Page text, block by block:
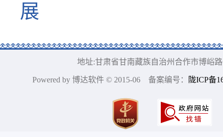
展
地址:甘肃省甘南藏族自治州合作市博峪
Powered by 博达软件 © 2015-06 备案编号： 陇ICP备